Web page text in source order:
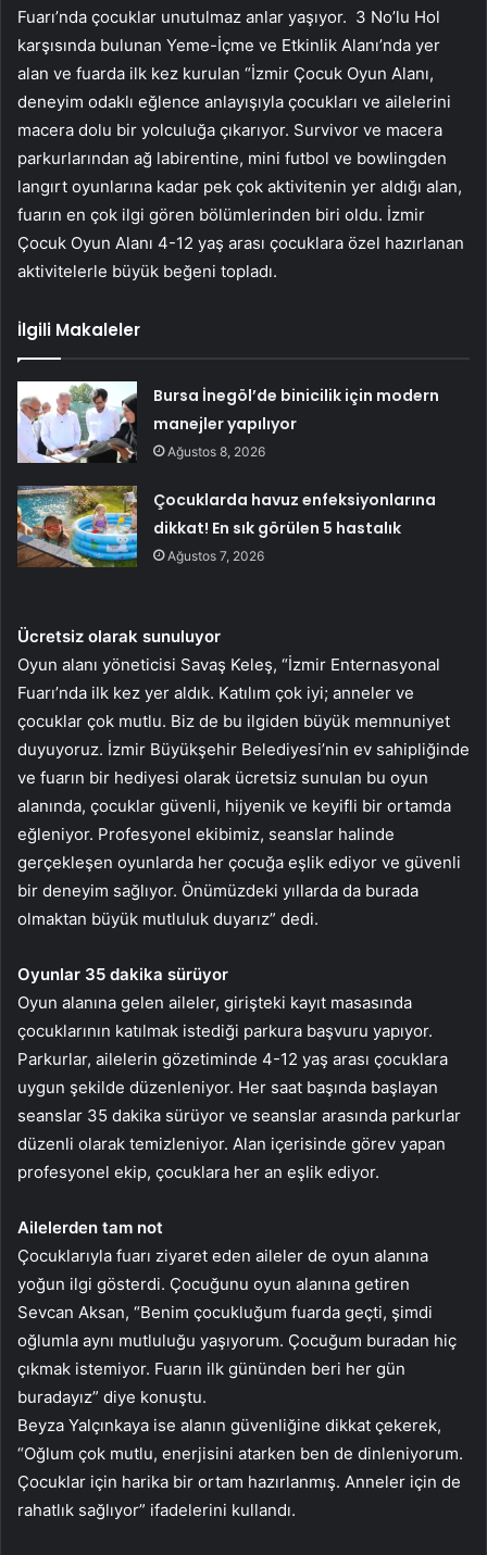
Fuarı’nda çocuklar unutulmaz anlar yaşıyor. 3 No’lu Hol
karşısında bulunan Yeme-İçme ve Etkinlik Alanı’nda yer
alan ve fuarda ilk kez kurulan “İzmir Çocuk Oyun Alanı,
deneyim odaklı eğlence anlayışıyla çocukları ve ailelerini
macera dolu bir yolculuğa çıkarıyor. Survivor ve macera
parkurlarından ağ labirentine, mini futbol ve bowlingden
langırt oyunlarına kadar pek çok aktivitenin yer aldığı alan,
fuarın en çok ilgi gören bölümlerinden biri oldu. İzmir
Çocuk Oyun Alanı 4-12 yaş arası çocuklara özel hazırlanan
aktivitelerle büyük beğeni topladı.
İlgili Makaleler
Bursa İnegöl’de binicilik için modern
manejler yapılıyor
Ağustos 8, 2026
Çocuklarda havuz enfeksiyonlarına
dikkat! En sık görülen 5 hastalık
Ağustos 7, 2026
Ücretsiz olarak sunuluyor
Oyun alanı yöneticisi Savaş Keleş, “İzmir Enternasyonal
Fuarı’nda ilk kez yer aldık. Katılım çok iyi; anneler ve
çocuklar çok mutlu. Biz de bu ilgiden büyük memnuniyet
duyuyoruz. İzmir Büyükşehir Belediyesi’nin ev sahipliğinde
ve fuarın bir hediyesi olarak ücretsiz sunulan bu oyun
alanında, çocuklar güvenli, hijyenik ve keyifli bir ortamda
eğleniyor. Profesyonel ekibimiz, seanslar halinde
gerçekleşen oyunlarda her çocuğa eşlik ediyor ve güvenli
bir deneyim sağlıyor. Önümüzdeki yıllarda da burada
olmaktan büyük mutluluk duyarız” dedi.
Oyunlar 35 dakika sürüyor
Oyun alanına gelen aileler, girişteki kayıt masasında
çocuklarının katılmak istediği parkura başvuru yapıyor.
Parkurlar, ailelerin gözetiminde 4-12 yaş arası çocuklara
uygun şekilde düzenleniyor. Her saat başında başlayan
seanslar 35 dakika sürüyor ve seanslar arasında parkurlar
düzenli olarak temizleniyor. Alan içerisinde görev yapan
profesyonel ekip, çocuklara her an eşlik ediyor.
Ailelerden tam not
Çocuklarıyla fuarı ziyaret eden aileler de oyun alanına
yoğun ilgi gösterdi. Çocuğunu oyun alanına getiren
Sevcan Aksan, “Benim çocukluğum fuarda geçti, şimdi
oğlumla aynı mutluluğu yaşıyorum. Çocuğum buradan hiç
çıkmak istemiyor. Fuarın ilk gününden beri her gün
buradayız” diye konuştu.
Beyza Yalçınkaya ise alanın güvenliğine dikkat çekerek,
“Oğlum çok mutlu, enerjisini atarken ben de dinleniyorum.
Çocuklar için harika bir ortam hazırlanmış. Anneler için de
rahatlık sağlıyor” ifadelerini kullandı.